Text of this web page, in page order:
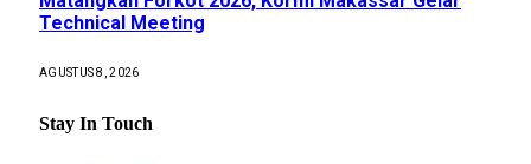
Technical Meeting
AGUSTUS 8, 2026
Stay In Touch